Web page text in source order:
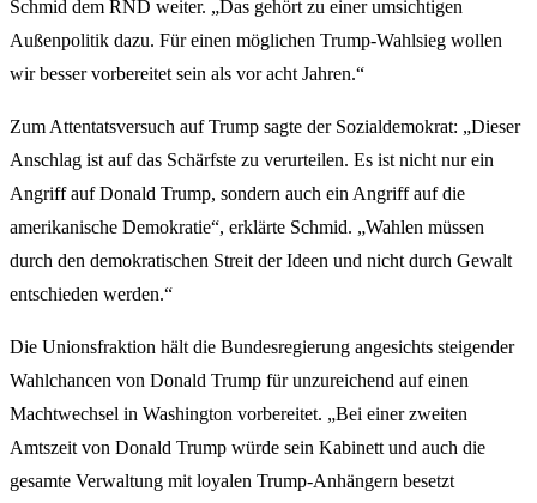
Schmid dem RND weiter. „Das gehört zu einer umsichtigen
Außenpolitik dazu. Für einen möglichen Trump-Wahlsieg wollen
wir besser vorbereitet sein als vor acht Jahren.“
Zum Attentatsversuch auf Trump sagte der Sozialdemokrat: „Dieser
Anschlag ist auf das Schärfste zu verurteilen. Es ist nicht nur ein
Angriff auf Donald Trump, sondern auch ein Angriff auf die
amerikanische Demokratie“, erklärte Schmid. „Wahlen müssen
durch den demokratischen Streit der Ideen und nicht durch Gewalt
entschieden werden.“
Die Unionsfraktion hält die Bundesregierung angesichts steigender
Wahlchancen von Donald Trump für unzureichend auf einen
Machtwechsel in Washington vorbereitet. „Bei einer zweiten
Amtszeit von Donald Trump würde sein Kabinett und auch die
gesamte Verwaltung mit loyalen Trump-Anhängern besetzt